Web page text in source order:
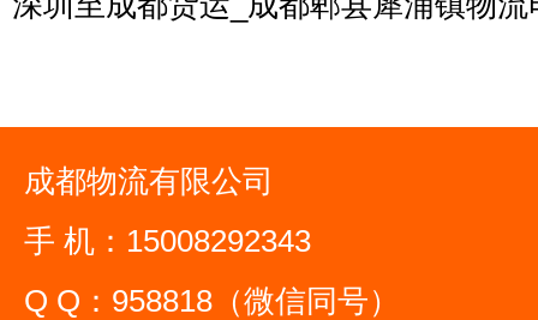
成都物流有限公司
手 机：15008292343
Q Q：958818（微信同号）